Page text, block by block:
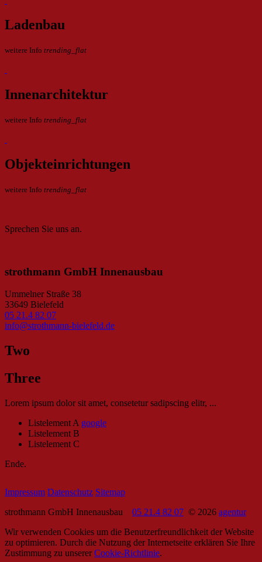
Ladenbau
weitere Info trending_flat
Innenarchitektur
weitere Info trending_flat
Objekteinrichtungen
weitere Info trending_flat
Sprechen Sie uns an.
strothmann GmbH Innenausbau
Ummelner Straße 38
33649 Bielefeld
05 21.4 82 07
info@strothmann-bielefeld.de
Two
Three
Lorem ipsum dolor sit amet, consetetur sadipscing elitr, ...
Listelement A google
Listelement B
Listelement C
Ende.
Impressum Datenschutz Sitemap
strothmann GmbH Innenausbau
05 21.4 82 07 © 2026 agentur
Wir verwenden Cookies um die Benutzerfreundlichkeit der Website
zu optimieren. Durch die Nutzung der Internetseite erklären Sie Ihre
Zustimmung zu unsererCookie-Richtlinie.